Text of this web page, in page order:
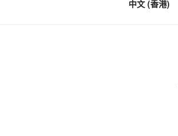
中文 (香港)